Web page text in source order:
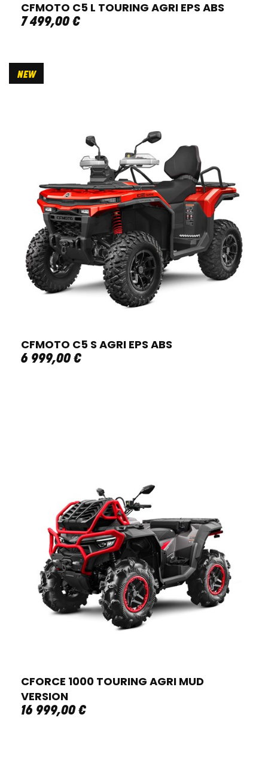
CFMOTO C5 L TOURING AGRI EPS ABS
7 499,00€
NEW
CFMOTO C5 S AGRI EPS ABS
6 999,00€
CFORCE 1000 TOURING AGRI MUD
VERSION
16 999,00€